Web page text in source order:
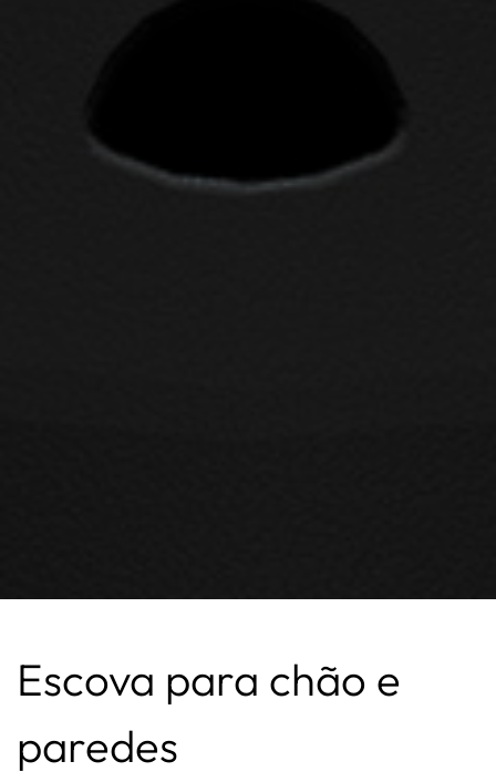
Escova para chão e
paredes